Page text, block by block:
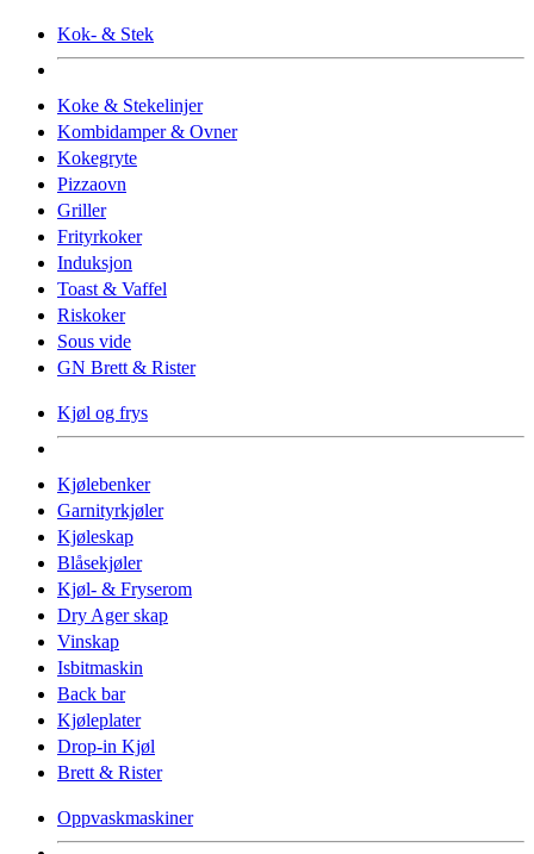
Kok- & Stek
Koke & Stekelinjer
Kombidamper & Ovner
Kokegryte
Pizzaovn
Griller
Frityrkoker
Induksjon
Toast & Vaffel
Riskoker
Sous vide
GN Brett & Rister
Kjøl og frys
Kjølebenker
Garnityrkjøler
Kjøleskap
Blåsekjøler
Kjøl- & Fryserom
Dry Ager skap
Vinskap
Isbitmaskin
Back bar
Kjøleplater
Drop-in Kjøl
Brett & Rister
Oppvaskmaskiner